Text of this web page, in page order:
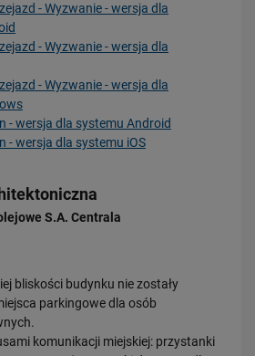
- Wyzwanie - wersja dla
- Wyzwanie - wersja dla
- Wyzwanie - wersja dla
- wersja dla systemu Android
- wersja dla systemu iOS
S.A. Centrala
bliskości budynku nie zostały
parkingowe dla osób
komunikacji miejskiej: przystanki